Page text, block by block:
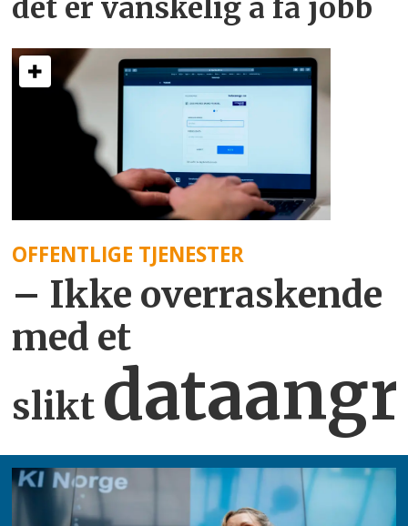
det er vanskelig å få jobb
OFFENTLIGE TJENESTER
– Ikke overraskende
med et
slikt